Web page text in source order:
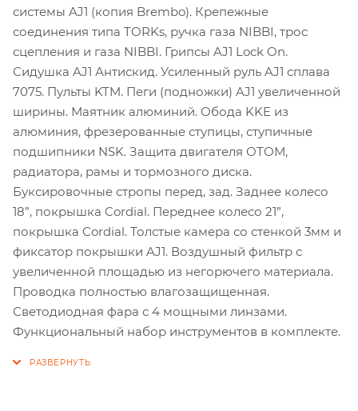
системы AJ1 (копия Brembo). Крепежные
соединения типа TORKs, ручка газа NIBBI, трос
сцепления и газа NIBBI. Грипсы AJ1 Lock On.
Сидушка AJ1 Антискид. Усиленный руль AJ1 сплава
7075. Пульты KTM. Пеги (подножки) AJ1 увеличенной
ширины. Маятник алюминий. Обода KKE из
алюминия, фрезерованные ступицы, ступичные
подшипники NSK. Защита двигателя ОТОМ,
радиатора, рамы и тормозного диска.
Буксировочные стропы перед, зад. Заднее колесо
18”, покрышка Cordial. Переднее колесо 21”,
покрышка Cordial. Толстые камера со стенкой 3мм и
фиксатор покрышки AJ1. Воздушный фильтр с
увеличенной площадью из негорючего материала.
Проводка полностью влагозащищенная.
Светодиодная фара с 4 мощными линзами.
Функциональный набор инструментов в комплекте.